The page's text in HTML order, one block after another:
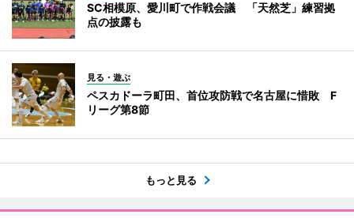
SC相模原、愛川町で作戦会議 「天然芝」練習拠
点の披露も
見る・遊ぶ
ペスカドーラ町田、首位攻防戦で名古屋に惜敗 F
リーグ第8節
もっと見る